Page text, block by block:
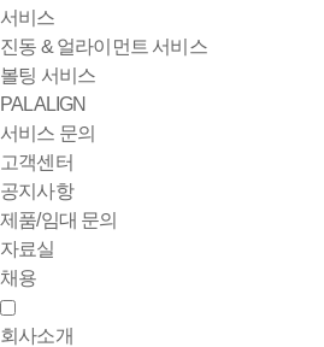
서비스
진동 & 얼라이먼트 서비스
볼팅 서비스
PALALIGN
서비스 문의
고객센터
공지사항
제품/임대 문의
자료실
채용
회사소개